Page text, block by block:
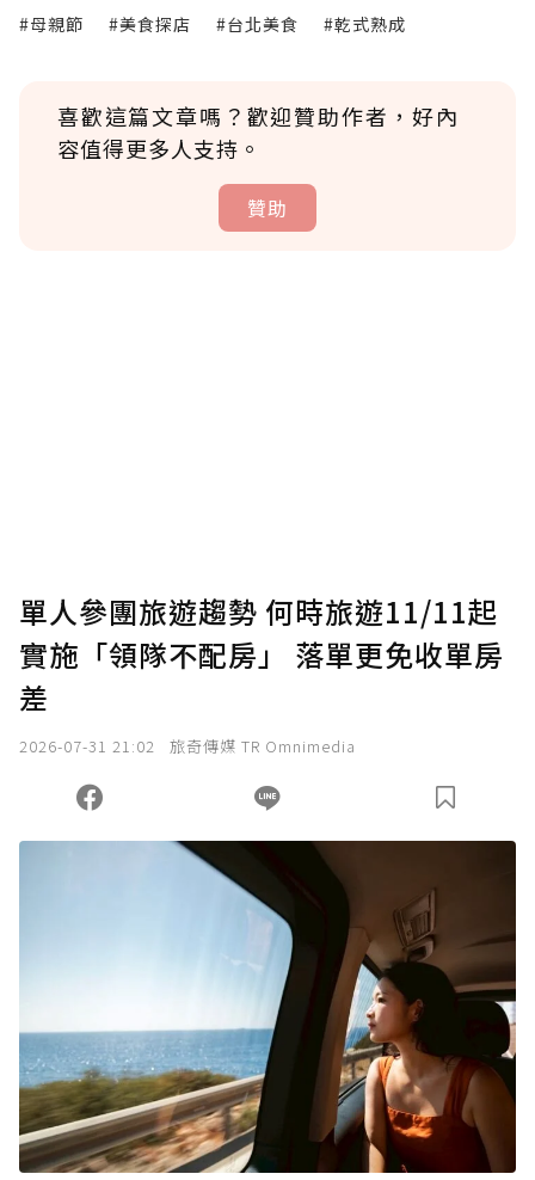
#母親節 #美食探店 #台北美食 #乾式熟成
喜歡這篇文章嗎？歡迎贊助作者，好內
容值得更多人支持。
贊助
確認送出
您當前剩餘 U 利點數：0點；前往 購買點數
單人參團旅遊趨勢 何時旅遊11/11起
實施「領隊不配房」 落單更免收單房
差
2026-07-31 21:02 旅奇傳媒 TR Omnimedia